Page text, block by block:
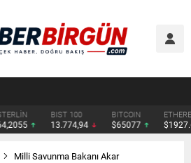
BIST 100
13.774,94
BITCOIN
$65077
Milli Savunma Bakanı Akar